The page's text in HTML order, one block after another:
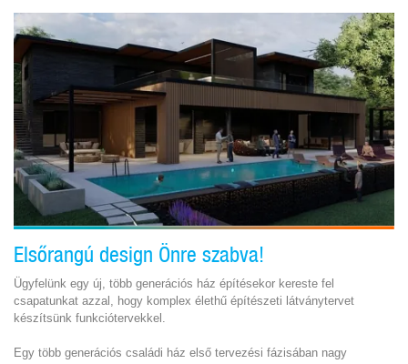
Elsőrangú design Önre szabva!
Ügyfelünk egy új, több generációs ház építésekor kereste fel
csapatunkat azzal, hogy komplex élethű építészeti látványtervet
készítsünk funkciótervekkel.
Egy több generációs családi ház első tervezési fázisában nagy